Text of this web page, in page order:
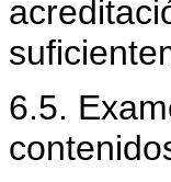
6.5.